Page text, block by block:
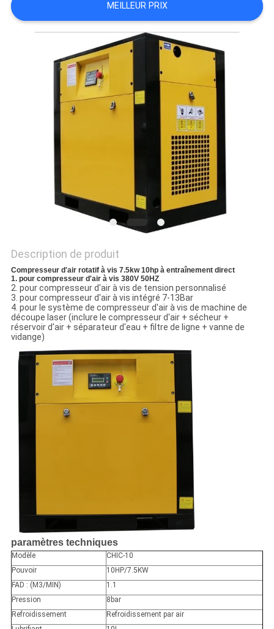
LES
AFFAIRES
DEMANDEZ
UN DEVIS
MEILLEUR PRIX
Description de produit
Compresseur d'air rotatif à vis 7.5kw 10hp à entraînement direct
1. pour compresseur d'air à vis 380V 50HZ
2. pour compresseur d'air à vis de tension personnalisé
3. pour compresseur d'air à vis intégré 7-13Bar
4. pour le système de compresseur d'air à vis de machine de
découpe laser (inclure le compresseur d'air + sécheur +
réservoir d'air + séparateur d'eau + filtre de ligne + vanne de
vidange)
paramètres techniques
Modèle
CHIC-10
Pouvoir
10HP/7.5KW
FAD : (M3/MIN)
1.1
Pression
8bar
Refroidissement
Refroidissement par air